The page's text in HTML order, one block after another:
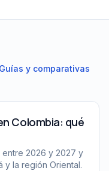
Guías y comparativas
qué dice XM y
Colombia: qué
2026 y 2027 y
y la región Oriental.